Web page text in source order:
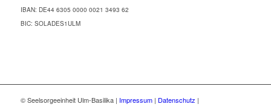
IBAN: DE44 6305 0000 0021 3493 62
BIC: SOLADES1ULM
© Seelsorgeeinheit Ulm-Basilika | Impressum| Datenschutz |